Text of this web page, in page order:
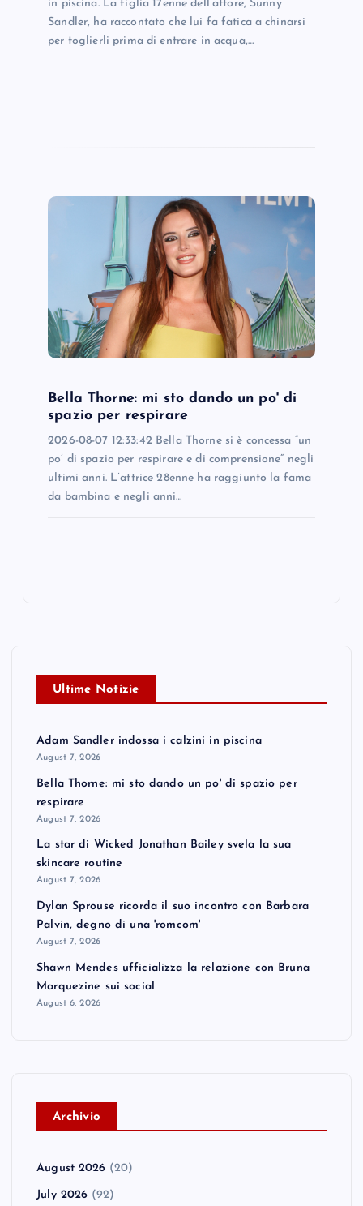
in piscina. La figlia 17enne dell’attore, Sunny
Sandler, ha raccontato che lui fa fatica a chinarsi
per toglierli prima di entrare in acqua,…
Bella Thorne: mi sto dando un po' di
spazio per respirare
2026-08-07 12:33:42 Bella Thorne si è concessa “un
po’ di spazio per respirare e di comprensione” negli
ultimi anni. L’attrice 28enne ha raggiunto la fama
da bambina e negli anni…
Ultime Notizie
Adam Sandler indossa i calzini in piscina
August 7, 2026
Bella Thorne: mi sto dando un po' di spazio per
respirare
August 7, 2026
La star di Wicked Jonathan Bailey svela la sua
skincare routine
August 7, 2026
Dylan Sprouse ricorda il suo incontro con Barbara
Palvin, degno di una 'romcom'
August 7, 2026
Shawn Mendes ufficializza la relazione con Bruna
Marquezine sui social
August 6, 2026
Archivio
August 2026 (20)
July 2026 (92)